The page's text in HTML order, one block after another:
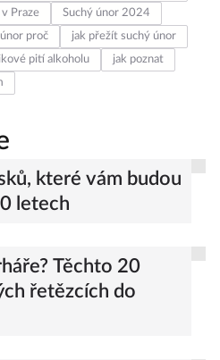
Praze
Suchý únor 2024
proč
jak přežít suchý únor
pití alkoholu
jak poznat
které vám budou
letech
Těchto 20
řetězcích do